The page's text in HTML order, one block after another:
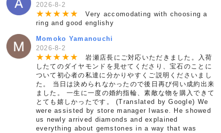
2026-8-2
★★★ ★★
Very accomodating with choosing a
ring and good englishy
Momoko Yamanouchi
2026-8-2
★★★ ★★
岩瀬店長にご対応いただきました。入荷
したてのダイヤモンドを見せてくださり、宝石のことに
ついて初心者の私達に分かりやすくご説明くださいまし
た。 当日は決められなかったので後日再び伺い成約出来
ました。 一生に一度の婚約指輪、素敵な物を購入できて
とても嬉しかったです。 (Translated by Google) We
were assisted by store manager Iwase. He showed
us newly arrived diamonds and explained
everything about gemstones in a way that was